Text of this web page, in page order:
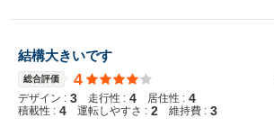
結構大きいです
総合評価 4
デザイン : 3 走行性 : 4 居住性 : 4
積載性 : 4 運転しやすさ : 2 維持費 : 3